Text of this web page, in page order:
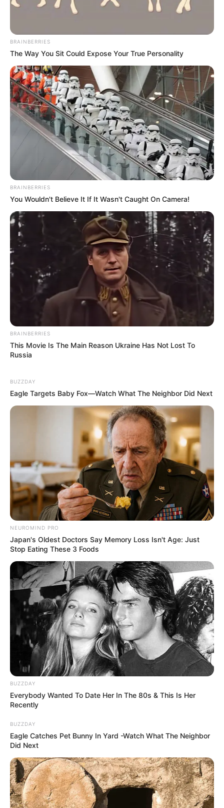
BRAINBERRIES
The Way You Sit Could Expose Your True Personality
BRAINBERRIES
You Wouldn't Believe It If It Wasn't Caught On Camera!
BRAINBERRIES
This Movie Is The Main Reason Ukraine Has Not Lost To
Russia
BUZZDAY
Eagle Targets Baby Fox—Watch What The Neighbor Did Next
NEUROMIND PRO
Japan's Oldest Doctors Say Memory Loss Isn't Age: Just
Stop Eating These 3 Foods
BUZZDAY
Everybody Wanted To Date Her In The 80s & This Is Her
Recently
BUZZDAY
Eagle Catches Pet Bunny In Yard -Watch What The Neighbor
Did Next